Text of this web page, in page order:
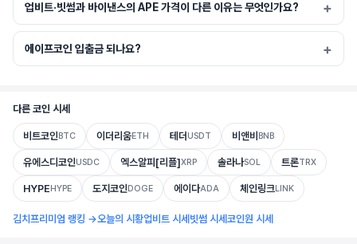
업비트·빗썸과 바이낸스의 APE 가격이 다른 이유는 무엇인가요?
에이프코인 입출금 되나요?
다른 코인 시세
비트코인BTC 이더리움ETH 테더USDT 비앤비 BNB
유에스디코인USDC 엑스알피[리플]XRP 솔라나SOL 트론TRX
HYPEHYPE 도지코인DOGE 에이다ADA 체인링크LINK
김치프리미엄 랭킹 →오늘의 시황업비트 시세 빗썸 시세 코인원 시세